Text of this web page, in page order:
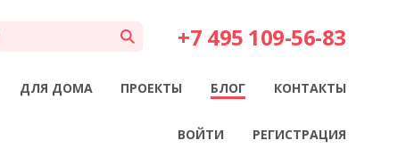
+7 495 109-56-83
ДЛЯ ДОМА ПРОЕКТЫ БЛОГ КОНТАКТЫ
ВОЙТИ РЕГИСТРАЦИЯ